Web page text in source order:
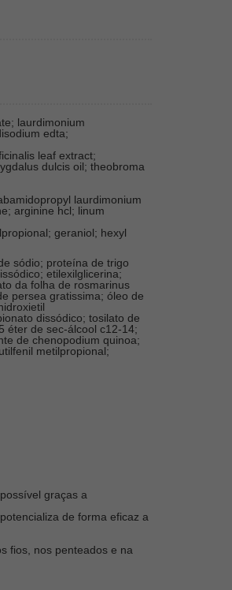
laurdimonium
edta;
leaf extract;
dulcis oil; theobroma
laurdimonium
arginine hcl; linum
geraniol; hexyl
sódio; proteína de trigo
etilexilglicerina;
da folha de rosmarinus
persea gratissima; óleo de
dissódico; tosilato de
éter de sec-álcool c12-14;
de chenopodium quinoa;
metilpropional;
graças a
de forma eficaz a
fios, nos penteados e na